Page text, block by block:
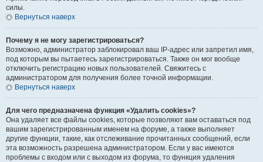
силы.
Вернуться наверх
Почему я не могу зарегистрироваться?
Возможно, администратор заблокировал ваш IP-адрес или запретил имя,
под которым вы пытаетесь зарегистрироваться. Также он мог вообще
отключить регистрацию новых пользователей. Свяжитесь с
администратором для получения более точной информации.
Вернуться наверх
Для чего предназначена функция «Удалить cookies»?
Она удаляет все файлы cookies, которые позволяют вам оставаться под
вашим зарегистрированным именем на форуме, а также выполняет
другие функции, такие, как отслеживание прочитанных сообщений, если
эта возможность разрешена администратором. Если у вас имеются
проблемы с входом или с выходом из форума, то функция удаления